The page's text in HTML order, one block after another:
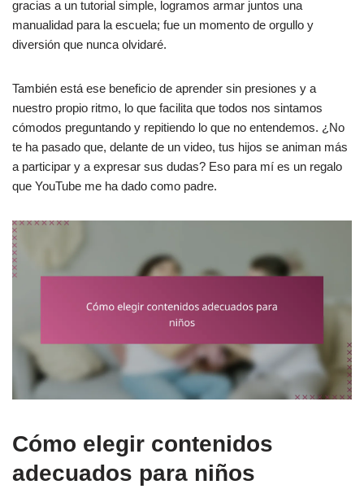
gracias a un tutorial simple, logramos armar juntos una
manualidad para la escuela; fue un momento de orgullo y
diversión que nunca olvidaré.
También está ese beneficio de aprender sin presiones y a
nuestro propio ritmo, lo que facilita que todos nos sintamos
cómodos preguntando y repitiendo lo que no entendemos. ¿No
te ha pasado que, delante de un video, tus hijos se animan más
a participar y a expresar sus dudas? Eso para mí es un regalo
que YouTube me ha dado como padre.
Cómo elegir contenidos
adecuados para niños